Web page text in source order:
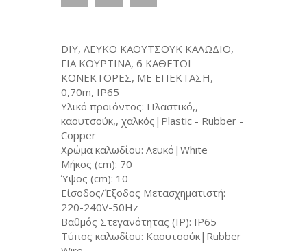
DIY, ΛΕΥΚΟ ΚΑΟΥΤΣΟΥΚ ΚΑΛΩΔΙΟ,
ΓΙΑ ΚΟΥΡΤΙΝΑ, 6 ΚΑΘΕΤΟΙ
ΚΟΝΕΚΤΟΡΕΣ, ΜΕ ΕΠΕΚΤΑΣΗ,
0,70m, ΙΡ65
Υλικό προϊόντος: Πλαστικό,,
καουτσούκ,, χαλκός|Plastic - Rubber -
Copper
Χρώμα καλωδίου: Λευκό|White
Μήκος (cm): 70
Ύψος (cm): 10
Είσοδος/Έξοδος Μετασχηματιστή:
220-240V-50Hz
Βαθμός Στεγανότητας (IP): IP65
Τύπος καλωδίου: Καουτσούκ|Rubber